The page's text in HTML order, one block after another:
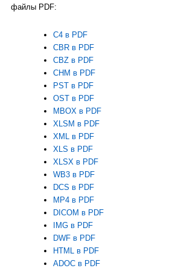
файлы PDF:
C4 в PDF
CBR в PDF
CBZ в PDF
CHM в PDF
PST в PDF
OST в PDF
MBOX в PDF
XLSM в PDF
XML в PDF
XLS в PDF
XLSX в PDF
WB3 в PDF
DCS в PDF
MP4 в PDF
DICOM в PDF
IMG в PDF
DWF в PDF
HTML в PDF
ADOC в PDF